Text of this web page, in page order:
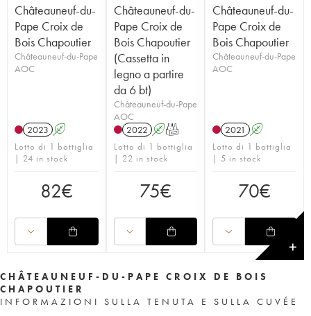
Châteauneuf-du-
Pape Croix de
Bois Chapoutier
Châteauneuf-du-Pape
AOC
2023 A
Lotto di 1 bottiglia
| 24 in stock
82€
Châteauneuf-du-
Pape Croix de
Bois Chapoutier
(Cassetta in
legno a partire
da 6 bt)
Châteauneuf-du-Pape
AOC
2022 AT
Lotto di 1 bottiglia
| 22 in stock
75€
Châteauneuf-du-
Pape Croix de
Bois Chapoutier
Châteauneuf-du-Pape
AOC
2021 A
Lotto di 1 bottiglia
| 5 in stock
70€
✕
CHÂTEAUNEUF-DU-PAPE CROIX DE BOIS
CHAPOUTIER
INFORMAZIONI SULLA TENUTA E SULLA CUVÉE